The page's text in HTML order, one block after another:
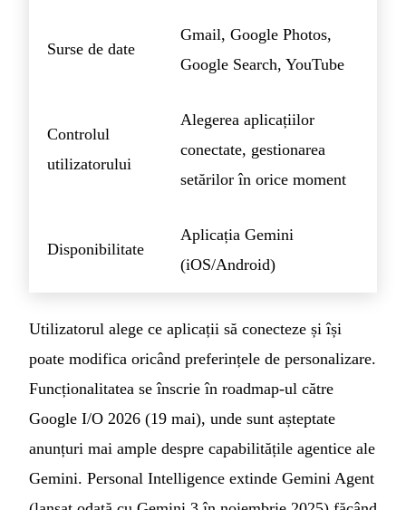
Surse de date
Gmail, Google Photos,
Google Search, YouTube
Controlul
utilizatorului
Alegerea aplicațiilor
conectate, gestionarea
setărilor în orice moment
Disponibilitate
Aplicația Gemini
(iOS/Android)
Utilizatorul alege ce aplicații să conecteze și își
poate modifica oricând preferințele de personalizare.
Funcționalitatea se înscrie în roadmap-ul către
Google I/O 2026 (19 mai), unde sunt așteptate
anunțuri mai ample despre capabilitățile agentice ale
Gemini. Personal Intelligence extinde Gemini Agent